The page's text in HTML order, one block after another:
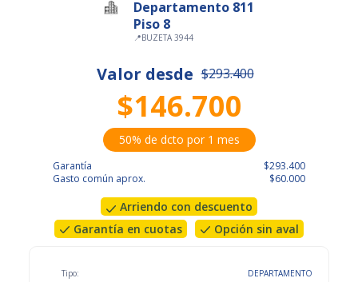
Departamento 811
Piso 8
📍BUZETA 3944
Valor desde $293.400
$146.700
50% de dcto por 1 mes
Garantía
Gasto común aprox.
$293.400
$60.000
Arriendo con descuento
Garantía en cuotas
Opción sin aval
Tipo:
DEPARTAMENTO